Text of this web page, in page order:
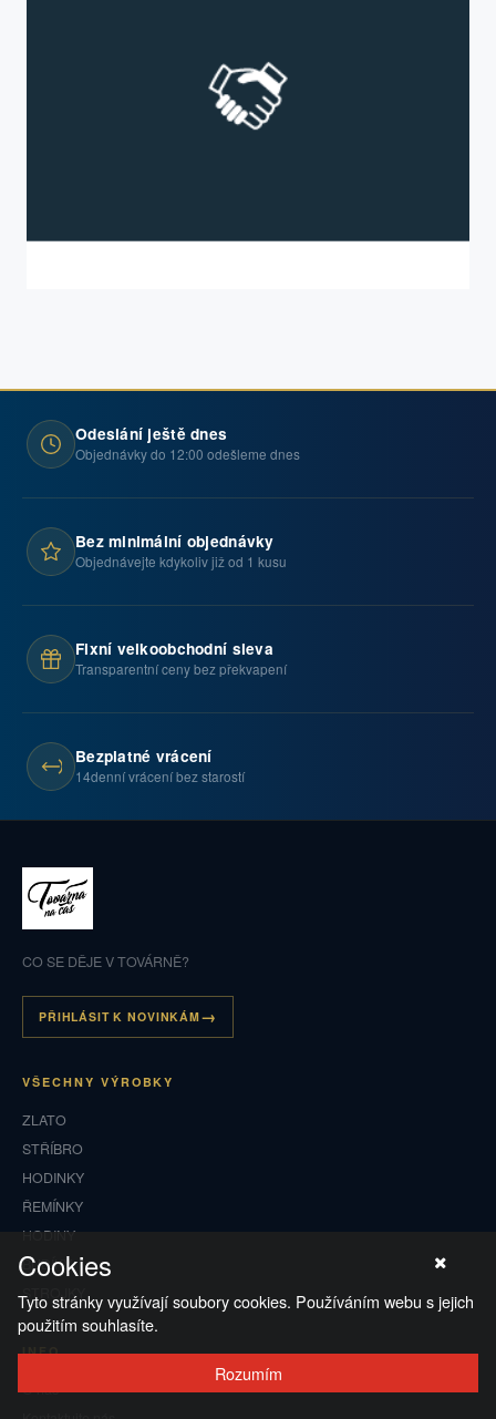
Odeslání ještě dnes
Objednávky do 12:00 odešleme dnes
Bez minimální objednávky
Objednávejte kdykoliv již od 1 kusu
Fixní velkoobchodní sleva
Transparentní ceny bez překvapení
Bezplatné vrácení
14denní vrácení bez starostí
CO SE DĚJE V TOVÁRNĚ?
PŘIHLÁSIT K NOVINKÁM
VŠECHNY VÝROBKY
ZLATO
STŘÍBRO
HODINKY
ŘEMÍNKY
HODINY
BUDÍKY
STROJKY
INFO
O nás
Cookies
Tyto stránky využívají soubory cookies. Používáním webu s jejich
použitím souhlasíte.
Rozumím